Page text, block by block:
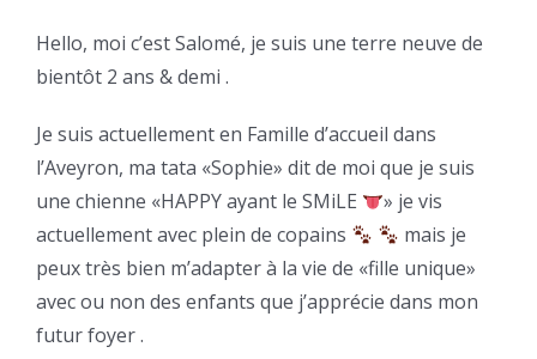
Hello, moi c’est Salomé, je suis une terre neuve de
bientôt 2 ans & demi .
Je suis actuellement en Famille d’accueil dans
l’Aveyron, ma tata «Sophie» dit de moi que je suis
une chienne «HAPPY ayant le SMiLE
» je vis
actuellement avec plein de copains
mais je
peux très bien m’adapter à la vie de «fille unique»
avec ou non des enfants que j’apprécie dans mon
futur foyer .